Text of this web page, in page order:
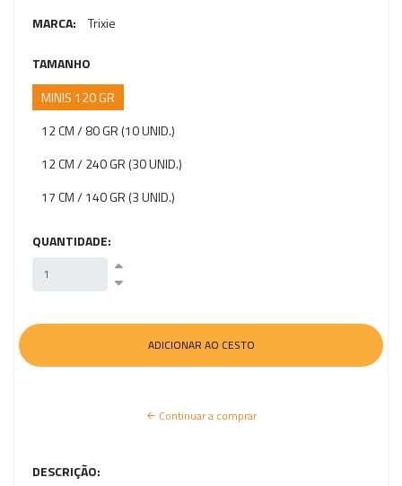
MARCA: Trixie
TAMANHO
MINIS 120 GR
12 CM / 80 GR (10 UNID.)
12 CM / 240 GR (30 UNID.)
17 CM / 140 GR (3 UNID.)
QUANTIDADE:
Continuar a comprar
DESCRIÇÃO: